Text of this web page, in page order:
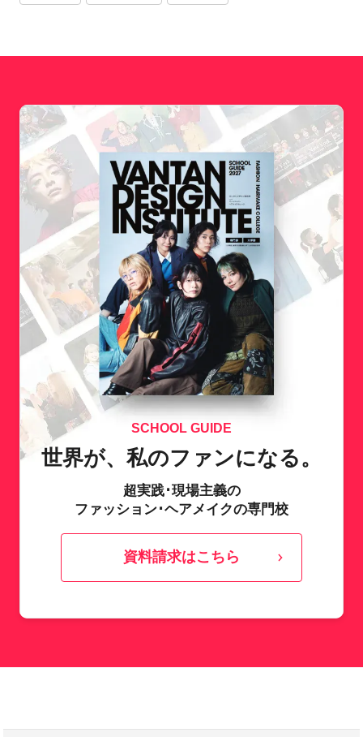
SCHOOL GUIDE
世界が、私のファンになる。
超実践･現場主義の
ファッション･ヘアメイクの専門校
資料請求はこちら